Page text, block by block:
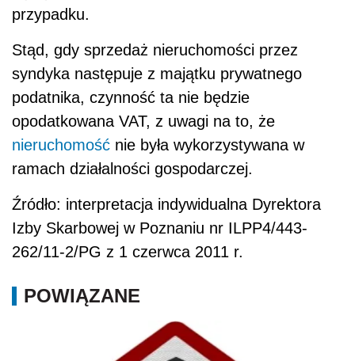
przypadku.
Stąd, gdy sprzedaż nieruchomości przez
syndyka następuje z majątku prywatnego
podatnika, czynność ta nie będzie
opodatkowana VAT, z uwagi na to, że
nieruchomość nie była wykorzystywana w
ramach działalności gospodarczej.
Źródło: interpretacja indywidualna Dyrektora
Izby Skarbowej w Poznaniu nr ILPP4/443-
262/11-2/PG z 1 czerwca 2011 r.
POWIĄZANE